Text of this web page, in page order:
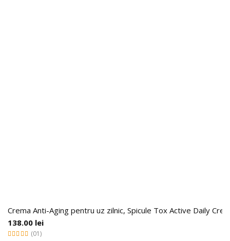
Crema Anti-Aging pentru uz zilnic, Spicule Tox Active Daily
138.00 lei
(01)